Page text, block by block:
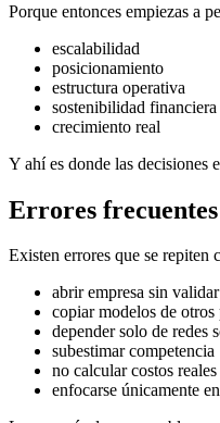
Porque entonces empiezas a
escalabilidad
posicionamiento
estructura operativa
sostenibilidad financiera
crecimiento real
Y ahí es donde las decisiones
Errores
Existen errores que se repiten
abrir empresa sin
copiar modelos de otros
depender solo de redes
subestimar competencia
no calcular costos reales
enfocarse únicamente